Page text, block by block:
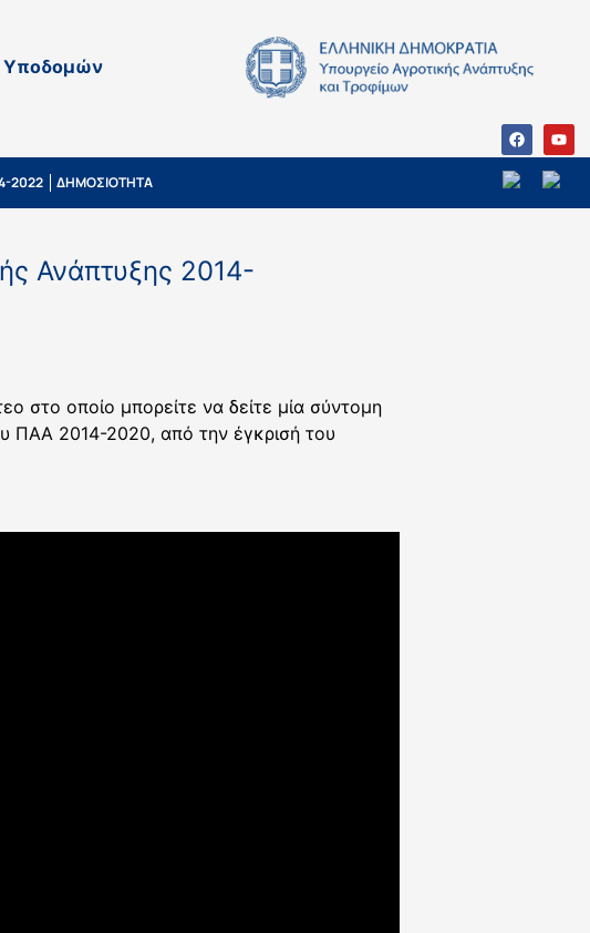
Υποδομών
2022 ΔΗΜΟΣΙΟΤΗΤΑ
Ανάπτυξης 2014-
στο οποίο μπορείτε να δείτε μία σύντομη
ΠΑΑ 2014-2020, από την έγκρισή του